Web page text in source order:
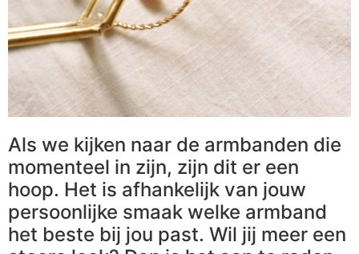
Als we kijken naar de armbanden die
momenteel in zijn, zijn dit er een
hoop. Het is afhankelijk van jouw
persoonlijke smaak welke armband
het beste bij jou past. Wil jij meer een